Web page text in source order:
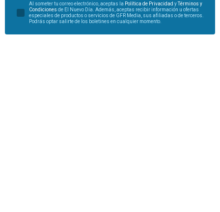
Al someter tu correo electrónico, aceptas la Política de Privacidad yTérminos y
Condiciones de El Nuevo Día. Además, aceptas recibir información u ofertas
especiales de productos o servicios de GFR Media, sus afiliadas o de terceros.
Podrás optar salirte de los boletines en cualquier momento.